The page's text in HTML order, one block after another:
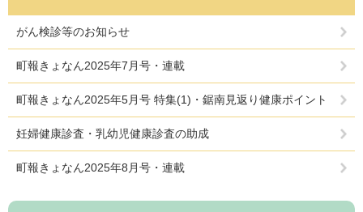
がん検診等のお知らせ
町報きょなん2025年7月号・連載
町報きょなん2025年5月号 特集(1)・鋸南見返り健康ポイント
妊婦健康診査・乳幼児健康診査の助成
町報きょなん2025年8月号・連載